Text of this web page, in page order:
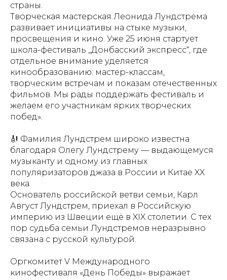
страны.
Творческая мастерская Леонида Лундстрема
развивает инициативы на стыке музыки,
просвещения и кино. Уже 25 июня стартует
школа-фестиваль „Донбасский экспресс“, где
отдельное внимание уделяется
кинообразованию: мастер-классам,
творческим встречам и показам отечественных
фильмов. Мы рады поддержать фестиваль и
желаем его участникам ярких творческих
побед».
🎻 Фамилия Лундстрем широко известна
благодаря Олегу Лундстрему — выдающемуся
музыканту и одному из главных
популяризаторов джаза в России и Китае XX
века.
Основатель российской ветви семьи, Карл
Август Лундстрем, приехал в Российскую
империю из Швеции ещё в XIX столетии. С тех
пор судьба семьи Лундстремов неразрывно
связана с русской культурой.
Оргкомитет V Международного
кинофестиваля «День Победы» выражает